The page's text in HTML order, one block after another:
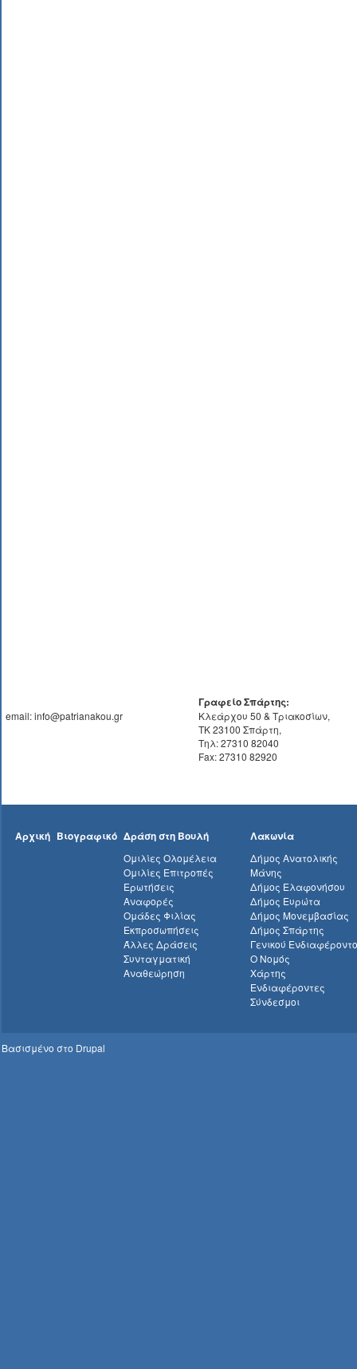
email: info@patrianakou.gr
Γραφείο Σπάρτης:
Κλεάρχου 50 & Τριακοσίων,
ΤΚ 23100 Σπάρτη,
Τηλ: 27310 82040
Fax: 27310 82920
Αρχική Βιογραφικό Δράση στη Βουλή
Ομιλίες Ολομέλεια
Ομιλίες Επιτροπές
Ερωτήσεις
Αναφορές
Ομάδες Φιλίας
Εκπροσωπήσεις
Άλλες Δράσεις
Συνταγματική
Αναθεώρηση
Λακωνία
Δήμος Ανατολικής
Μάνης
Δήμος Ελαφονήσου
Δήμος Ευρώτα
Δήμος Μονεμβασίας
Δήμος Σπάρτης
Γενικού
Ο Νομός
Χάρτης
Ενδιαφέροντες
Σύνδεσμοι
Βασισμένο στο Drupal